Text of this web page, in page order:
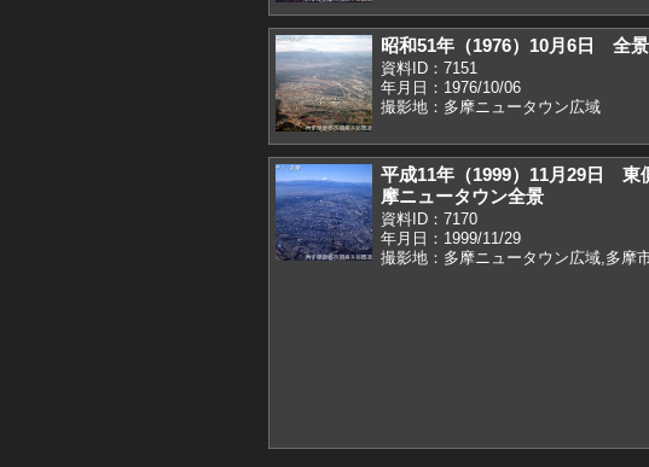
昭和51年（1976）10月6日 全景
資料ID：7151
年月日：1976/10/06
撮影地：多摩ニュータウン広域
平成11年（1999）11月29日 東
摩ニュータウン全景
資料ID：7170
年月日：1999/11/29
撮影地：多摩ニュータウン広域,多摩